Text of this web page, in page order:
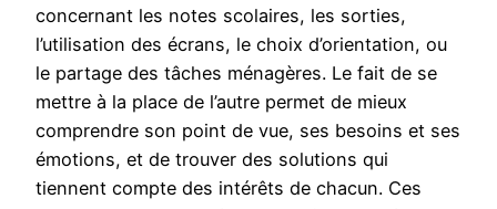
concernant les notes scolaires, les sorties,
l’utilisation des écrans, le choix d’orientation, ou
le partage des tâches ménagères. Le fait de se
mettre à la place de l’autre permet de mieux
comprendre son point de vue, ses besoins et ses
émotions, et de trouver des solutions qui
tiennent compte des intérêts de chacun. Ces